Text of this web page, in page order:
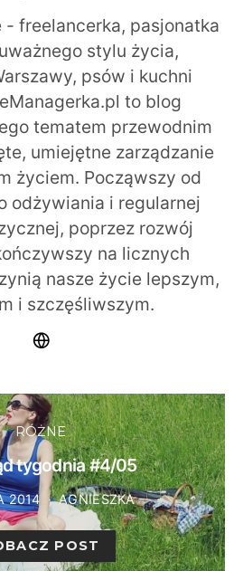
- freelancerka, pasjonatka
stylu życia,
psów i kuchni
to blog
tematem przewodnim
umiejętne zarządzanie
życiem. Począwszy od
odżywiania i regularnej
poprzez rozwój
na licznych
nasze życie lepszym,
i szczęśliwszym.
RÓŻNE
tygodnia #4/05
2014 AGNIESZKA
POST